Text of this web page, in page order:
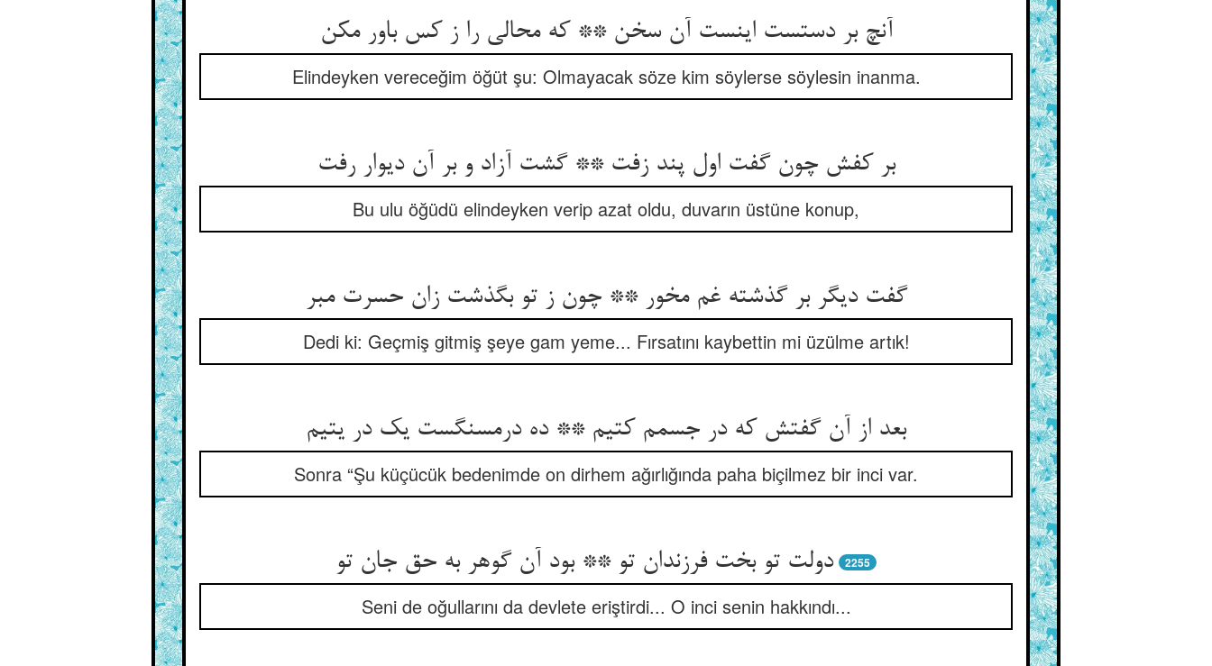
آنچ بر دستست اینست آن سخن ** که محالی را ز کس باور مکن
Elindeyken vereceğim öğüt şu: Olmayacak söze kim söylerse söylesin inanma.
بر کفش چون گفت اول پند زفت ** گشت آزاد و بر آن دیوار رفت
Bu ulu öğüdü elindeyken verip azat oldu, duvarın üstüne konup,
گفت دیگر بر گذشته غم مخور ** چون ز تو بگذشت زان حسرت مبر
Dedi ki: Geçmiş gitmiş şeye gam yeme... Fırsatını kaybettin mi üzülme artık!
بعد از آن گفتش که در جسمم کتیم ** ده درمسنگست یک در یتیم
Sonra “Şu küçücük bedenimde on dirhem ağırlığında paha biçilmez bir inci var.
دولت تو بخت فرزندان تو ** بود آن گوهر به حق جان تو 2255
Seni de oğullarını da devlete eriştirdi... O inci senin hakkındı...